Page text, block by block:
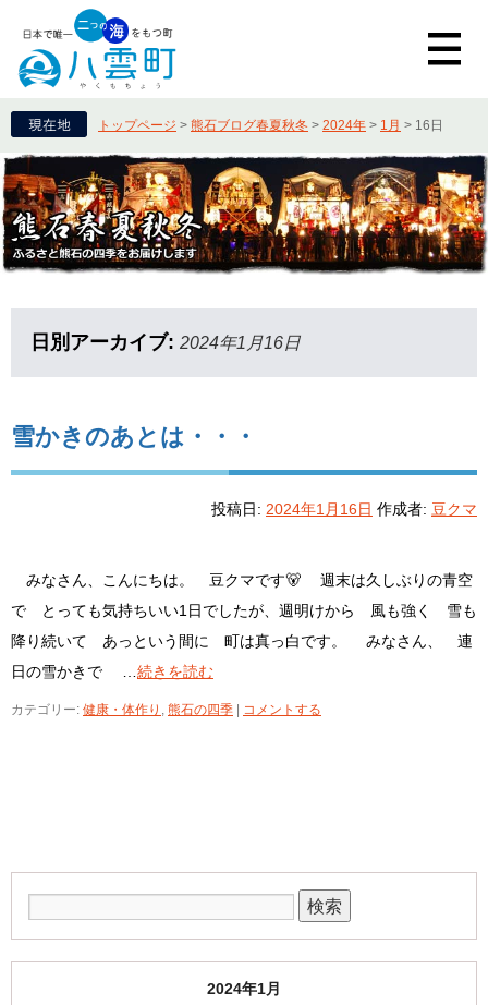
トップページ > 熊石ブログ春夏秋冬 > 2024年 > 1月 > 16日
日別アーカイブ: 2024年1月16日
雪かきのあとは・・・
投稿日: 2024年1月16日 作成者: 豆クマ
みなさん、こんにちは。 豆クマです🐻 週末は久しぶりの青空
で とっても気持ちいい1日でしたが、週明けから 風も強く 雪も
降り続いて あっという間に 町は真っ白です。 みなさん、 連
日の雪かきで … 続きを読む
カテゴリー: 健康・体作り , 熊石の四季 コメントする
2024年1月